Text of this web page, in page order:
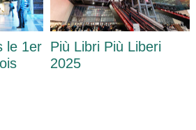
le 1er Più Libri Più Liberi
2025